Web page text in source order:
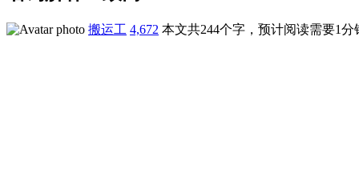
搬运工 4,672 本文共244个字，预计阅读需要1分